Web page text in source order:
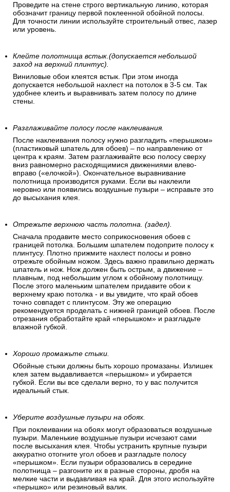
Проведите на стене строго вертикальную линию, которая
обозначит границу первой поклеенной обойной полосы.
Для точности линии используйте строительный отвес, лазер
или уровень.
Клейте полотнища встык.(допускается небольшой
заход на верхний плинтус).
Виниловые обои клеятся встык. При этом иногда
допускается небольшой нахлест на потолок в 3-5 см. Так
удобнее клеить и выравнивать затем полосу по длине
стены.
Разглаживайте полосу после наклеивания.
После наклеивания полосу нужно разгладить «перышком»
(пластиковый шпатель для обоев) – по направлению от
центра к краям. Затем разглаживайте всю полосу сверху
вниз равномерно расходящимися движениями влево-
вправо («елочкой»). Окончательное выравнивание
полотнища производится руками. Если вы наклеили
неровно или появились воздушные пузыри – исправьте это
до высыхания клея.
Отрежьте верхнюю часть полотна. (задел).
Сначала продавите место соприкосновения обоев с
границей потолка. Большим шпателем подоприте полосу к
плинтусу. Плотно прижмите нахлест полосы и ровно
отрежьте обойным ножом. Здесь важно правильно держать
шпатель и нож. Нож должен быть острым, а движение –
плавным, под небольшим углом к обойному полотнищу.
После этого маленьким шпателем придавите обои к
верхнему краю потолка - и вы увидите, что край обоев
точно совпадет с плинтусом. Эту же операцию
рекомендуется проделать с нижней границей обоев. После
отрезания обработайте край «перышком» и разгладьте
влажной губкой.
Хорошо промажьте стыки.
Обойные стыки должны быть хорошо промазаны. Излишек
клея затем выдавливается «перышком» и убирается
губкой. Если вы все сделали верно, то у вас получится
идеальный стык.
Уберите воздушные пузыри на обоях.
При поклеивании на обоях могут образоваться воздушные
пузыри. Маленькие воздушные пузыри исчезают сами
после высыхания клея. Чтобы устранить крупные пузыри
аккуратно отогните угол обоев и разгладьте полосу
«перышком». Если пузыри образовались в середине
полотнища – разгоните их в разные стороны, дробя на
мелкие части и выдавливая на край. Для этого используйте
«перышко» или резиновый валик.